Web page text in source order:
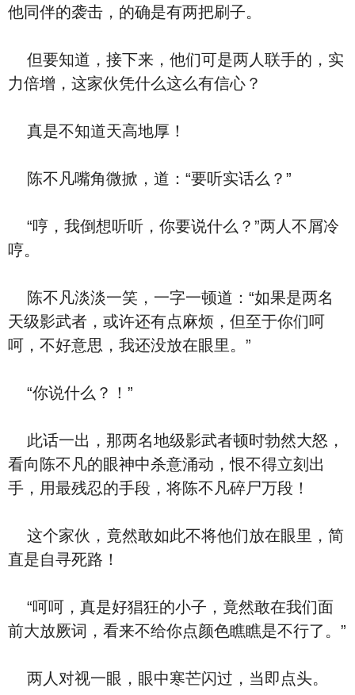
他同伴的袭击，的确是有两把刷子。
但要知道，接下来，他们可是两人联手的，实
力倍增，这家伙凭什么这么有信心？
真是不知道天高地厚！
陈不凡嘴角微掀，道：“要听实话么？”
“哼，我倒想听听，你要说什么？”两人不屑冷
哼。
陈不凡淡淡一笑，一字一顿道：“如果是两名
天级影武者，或许还有点麻烦，但至于你们呵
呵，不好意思，我还没放在眼里。”
“你说什么？！”
此话一出，那两名地级影武者顿时勃然大怒，
看向陈不凡的眼神中杀意涌动，恨不得立刻出
手，用最残忍的手段，将陈不凡碎尸万段！
这个家伙，竟然敢如此不将他们放在眼里，简
直是自寻死路！
“呵呵，真是好猖狂的小子，竟然敢在我们面
前大放厥词，看来不给你点颜色瞧瞧是不行了。”
两人对视一眼，眼中寒芒闪过，当即点头。